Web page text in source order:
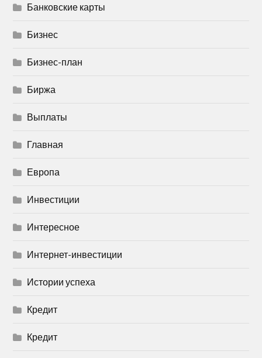
Банковские карты
Бизнес
Бизнес-план
Биржа
Выплаты
Главная
Европа
Инвестиции
Интересное
Интернет-инвестиции
Истории успеха
Кредит
Кредит